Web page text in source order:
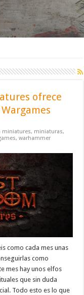
ofrece
miniatures, miniaturas,
,warhammer
como cada mes unas
como
mes hay unos elfos
que sin duda
Todo esto es lo que